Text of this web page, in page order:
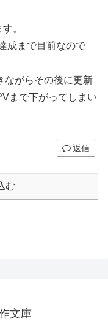
。
成まで目前なので
ながらその後に更新
まで下がってしまい
返信
む
文庫